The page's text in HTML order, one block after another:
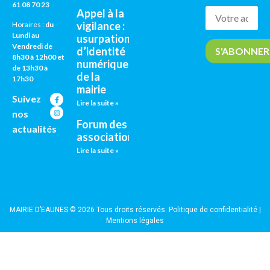
61 08 70 23
Horaires : du
Lundi au
Vendredi de
8h30 à 12h00 et
de 13h30 à
17h30
Suivez
nos
actualités
Appel à la
vigilance :
usurpation
d’identité
numérique
de la
mairie
Lire la suite »
Forum des
associations
Lire la suite »
MAIRIE D’EAUNES © 2026 Tous droits réservés. Politique de confidentialité|
Mentions légales